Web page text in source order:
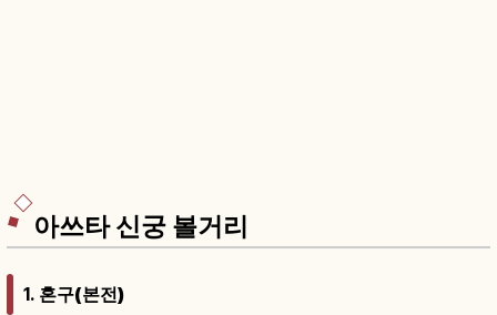
아쓰타 신궁 볼거리
1. 혼구(본전)